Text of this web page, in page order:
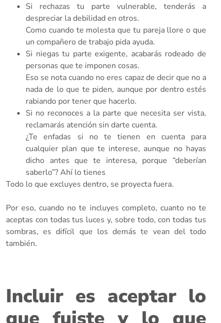
Si rechazas tu parte vulnerable, tenderás a
despreciar la debilidad en otros.
Como cuando te molesta que tu pareja llore o que
un compañero de trabajo pida ayuda.
Si niegas tu parte exigente, acabarás rodeado de
personas que te imponen cosas.
Eso se nota cuando no eres capaz de decir que no a
nada de lo que te piden, aunque por dentro estés
rabiando por tener que hacerlo.
Si no reconoces a la parte que necesita ser vista,
reclamarás atención sin darte cuenta.
¿Te enfadas si no te tienen en cuenta para
cualquier plan que te interese, aunque no hayas
dicho antes que te interesa, porque “deberían
saberlo”? Ahí lo tienes
Todo lo que excluyes dentro, se proyecta fuera.
Por eso, cuando no te incluyes completo, cuanto no te
aceptas con todas tus luces y, sobre todo, con todas tus
sombras, es difícil que los demás te vean del todo
también.
Incluir es aceptar lo